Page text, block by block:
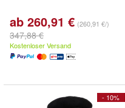
ab 260,91 € (260,91 €/)
347,88 €
Kostenloser Versand
- 10%